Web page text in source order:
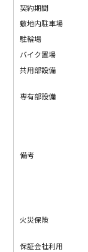
契約期間
敷地内駐車場
駐輪場
バイク置場
共用部設備
専有部設備
備考
火災保険
保証会社利用